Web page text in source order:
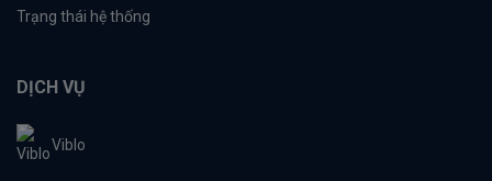
Trạng thái hệ thống
DỊCH VỤ
Viblo